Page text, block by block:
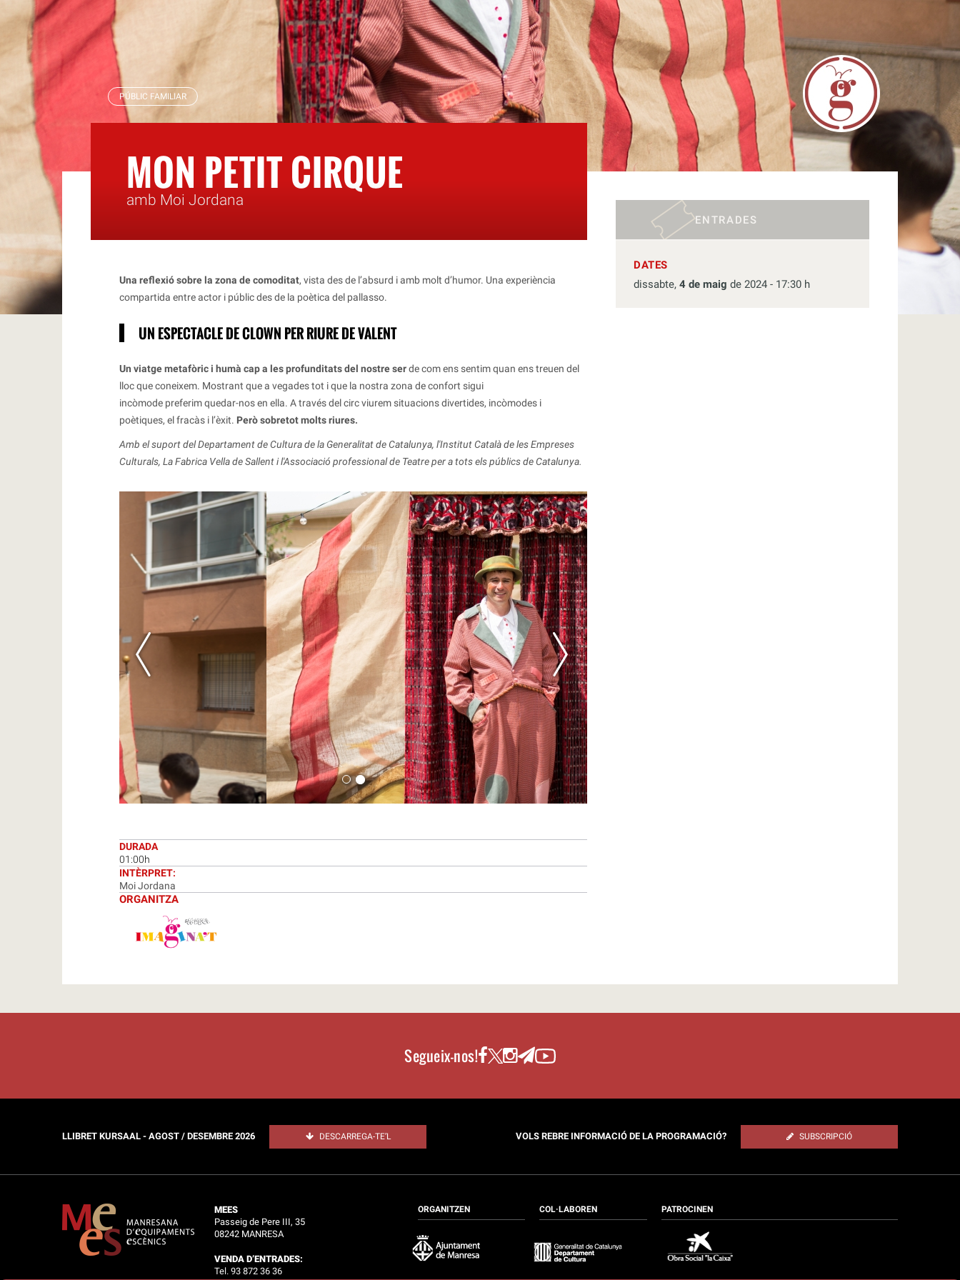
PÚBLIC FAMILIAR
MON PETIT CIRQUE
amb Moi Jordana
Una reflexió sobre la zona de comoditat, vista des de l’absurd i amb molt d’humor. Una experiència
compartida entre actor i públic des de la poètica del pallasso.
UN ESPECTACLE DE CLOWN PER RIURE DE VALENT
Un viatge metafòric i humà cap a les profunditats del nostre serde com ens sentim quan ens treuen del
lloc que coneixem. Mostrant que a vegades tot i que la nostra zona de confort sigui
incòmode preferim quedar-nos en ella. A través del circ viurem situacions divertides, incòmodes i
poètiques, el fracàs i l’èxit. Però sobretot molts riures.
Amb el suport del Departament de Cultura de la Generalitat de Catalunya, l'Institut Català de les Empreses
Culturals, La Fabrica Vella de Sallent i l'Associació professional de Teatre per a tots els públics de Catalunya.
DURADA
01:00h
INTÈRPRET:
Moi Jordana
ORGANITZA
ENTRADES
DATES
dissabte,4 de maig de 2024 - 17:30 h
Segueix-nos!
LLIBRET KURSAAL - AGOST / DESEMBRE 2026 DESCARREGA-TE’L VOLS REBRE INFORMACIÓ DE LA PROGRAMACIÓ? SUBSCRIPCIÓ
MEES
Passeig de Pere III, 35
08242 MANRESA
VENDA D’ENTRADES:
Tel. 93 872 36 36
ORGANITZEN COL·LABOREN PATROCINEN